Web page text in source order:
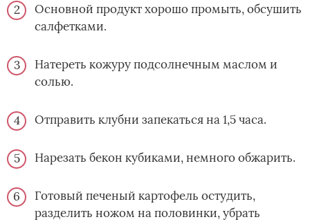
Основной продукт хорошо промыть, обсушить
салфетками.
Натереть кожуру подсолнечным маслом и
солью.
Отправить клубни запекаться на 1,5 часа.
Нарезать бекон кубиками, немного обжарить.
Готовый печеный картофель остудить,
разделить ножом на половинки, убрать